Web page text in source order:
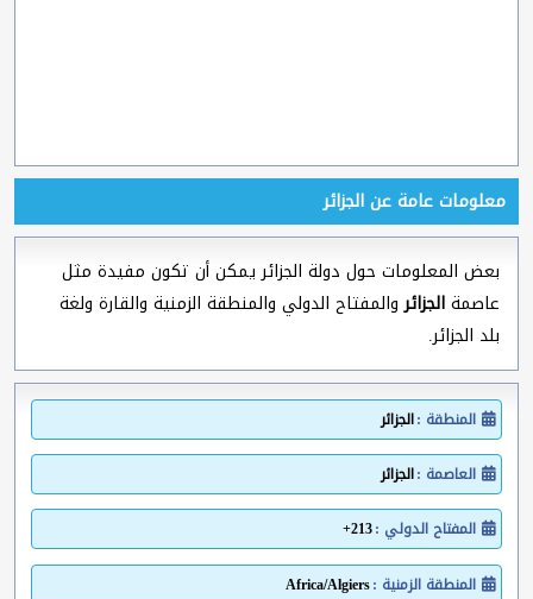
معلومات عامة عن الجزائر
بعض المعلومات حول دولة الجزائر يمكن أن تكون مفيدة مثل
عاصمةالجزائروالمفتاح الدولي والمنطقة الزمنية والقارة ولغة
بلد الجزائر.
المنطقة :الجزائر
العاصمة :الجزائر
المفتاح الدولي :213+
المنطقة الزمنية :Africa/Algiers